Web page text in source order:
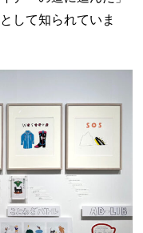
して知られていま